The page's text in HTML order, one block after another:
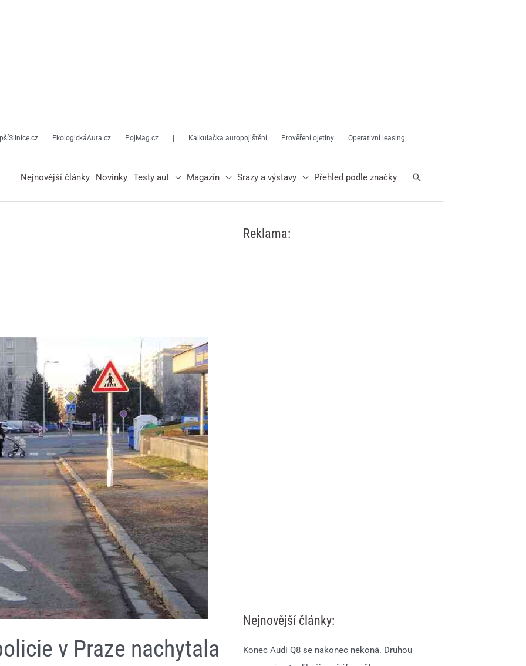
EkologickáAuta.cz PojMag.cz Kalkulačka autopojištění Prověření ojetiny Operativní leasing
Nejnovější články Novinky Testy aut Magazín Srazy a výstavy Přehled podle značky Hledat
v Praze nachytala
Reklama:
Nejnovější články:
Konec Audi Q8 se nakonec nekoná. Druhou